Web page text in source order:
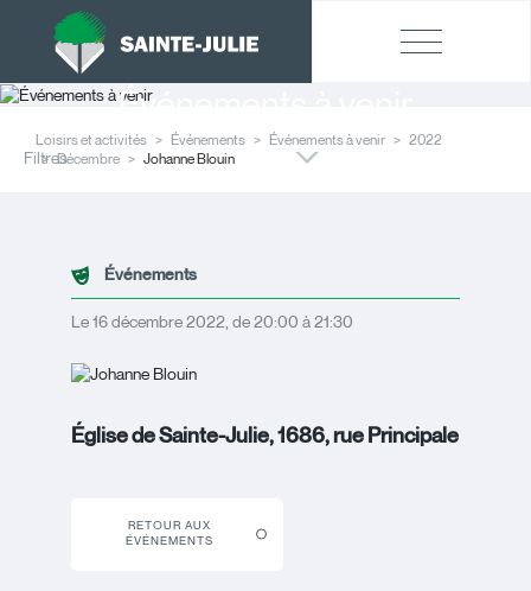
Événements à venir
Loisirs et activités Événements Événements à venir
2022
Décembre
Johanne Blouin
Filtres
Événements
Le 16 décembre 2022, de 20:00 à 21:30
Église de Sainte-Julie, 1686, rue Principale
RETOUR AUX
ÉVÉNEMENTS